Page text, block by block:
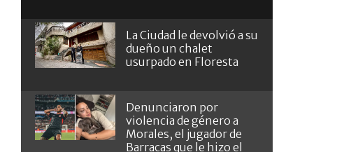
La Ciudad le devolvió a su
dueño un chalet
usurpado en Floresta
Denunciaron por
violencia de género a
Morales, el jugador de
Barracas que le hizo el